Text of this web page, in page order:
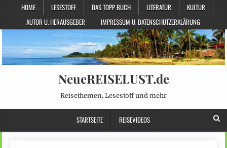
HOME LESESTOFF DAS TOPP BUCH LITERATUR
KULTUR
AUTOR U. HERAUSGEBER
IMPRESSUM U. DATENSCHUTZERKLÄRUNG
NeueREISELUST.de
Reisethemen, Lesestoff und mehr
STARTSEITE REISEVIDEOS